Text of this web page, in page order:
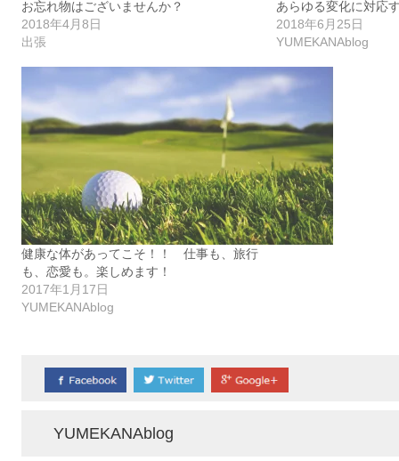
お忘れ物はございませんか？
2018年4月8日
出張
あらゆる変化に対応
2018年6月25日
YUMEKANAblog
健康な体があってこそ！！ 仕事も、旅行
も、恋愛も。楽しめます！
2017年1月17日
YUMEKANAblog
YUMEKANAblog